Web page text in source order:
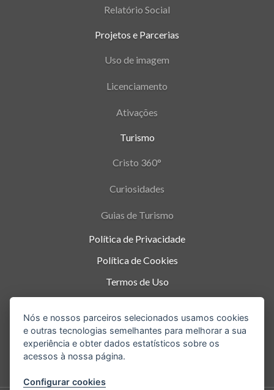
Relatório Social
Projetos e Parcerias
Uso de imagem
Licenciamento
Ativações
Turismo
Cristo 360°
Curiosidades
Guias de Turismo
Política de Privacidade
Política de Cookies
Termos de Uso
Rio de Janeiro-RJ
Nós e nossos parceiros selecionados usamos cookies
e outras tecnologias semelhantes para melhorar a sua
experiência e obter dados estatísticos sobre os
acessos à nossa página.
Configurar cookies